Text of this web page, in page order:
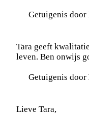
Getuigenis door
Tara geeft
leven. Ben onwijs
Getuigenis door
Lieve Tara,